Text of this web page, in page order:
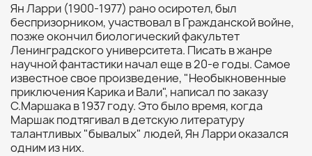
Ян Ларри (1900-1977) рано осиротел, был
беспризорником, участвовал в Гражданской войне,
позже окончил биологический факультет
Ленинградского университета. Писать в жанре
научной фантастики начал еще в 20-е годы. Самое
известное свое произведение, "Необыкновенные
приключения Карика и Вали", написал по заказу
С.Маршака в 1937 году. Это было время, когда
Маршак подтягивал в детскую литературу
талантливых "бывалых" людей, Ян Ларри оказался
одним из них.